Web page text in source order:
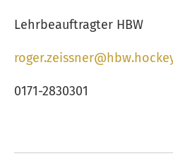
Lehrbeauftragter HBW
0171-2830301